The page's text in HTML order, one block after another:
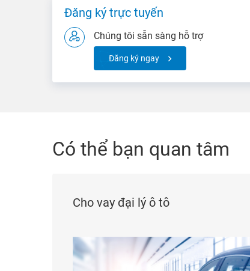
Đăng ký trực tuyến
Chúng tôi sẵn sàng hỗ trợ
Đăng ký ngay
Có thể bạn quan tâm
Cho vay đại lý ô tô